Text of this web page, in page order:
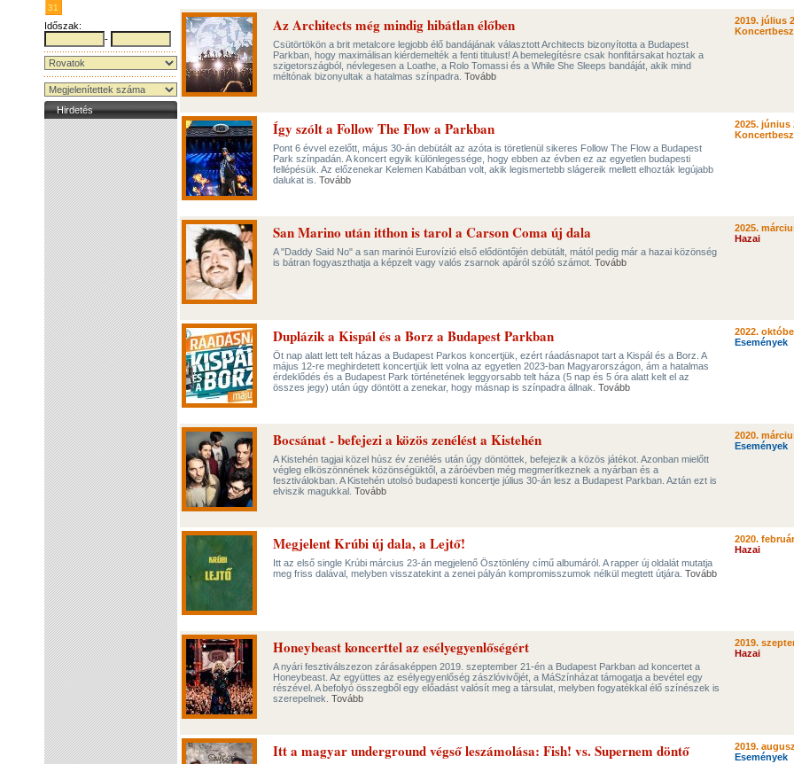
31
Időszak:
-
Hirdetés
Az Architects még mindig hibátlan élőben
Csütörtökön a brit metalcore legjobb élő bandájának választott Architects bizonyította a Budapest
Parkban, hogy maximálisan kiérdemelték a fenti titulust! A bemelegítésre csak honfitársakat hoztak a
szigetországból, névlegesen a Loathe, a Rolo Tomassi és a While She Sleeps bandáját, akik mind
méltónak bizonyultak a hatalmas színpadra. Tovább
2019. július
Így szólt a Follow The Flow a Parkban
Pont 6 évvel ezelőtt, május 30-án debütált az azóta is töretlenül sikeres Follow The Flow a Budapest
Park színpadán. A koncert egyik különlegessége, hogy ebben az évben ez az egyetlen budapesti
fellépésük. Az előzenekar Kelemen Kabátban volt, akik legismertebb slágereik mellett elhozták legújabb
dalukat is. Tovább
2025. június
San Marino után itthon is tarol a Carson Coma új dala
A "Daddy Said No" a san marinói Eurovízió első elődöntőjén debütált, mától pedig már a hazai közönség
is bátran fogyaszthatja a képzelt vagy valós zsarnok apáról szóló számot. Tovább
2025.
Hazai
Duplázik a Kispál és a Borz a Budapest Parkban
Öt nap alatt lett telt házas a Budapest Parkos koncertjük, ezért ráadásnapot tart a Kispál és a Borz. A
május 12-re meghirdetett koncertjük lett volna az egyetlen 2023-ban Magyarországon, ám a hatalmas
érdeklődés és a Budapest Park történetének leggyorsabb telt háza (5 nap és 5 óra alatt kelt el az
összes jegy) után úgy döntött a zenekar, hogy másnap is színpadra állnak. Tovább
2022.
Események
Bocsánat - befejezi a közös zenélést a Kistehén
A Kistehén tagjai közel húsz év zenélés után úgy döntöttek, befejezik a közös játékot. Azonban mielőtt
végleg elköszönnének közönségüktől, a záróévben még megmerítkeznek a nyárban és a
fesztiválokban. A Kistehén utolsó budapesti koncertje július 30-án lesz a Budapest Parkban. Aztán ezt is
elviszik magukkal. Tovább
2020.
Események
Megjelent Krúbi új dala, a Lejtő!
Itt az első single Krúbi március 23-án megjelenő Ösztönlény című albumáról. A rapper új oldalát mutatja
meg friss dalával, melyben visszatekint a zenei pályán kompromisszumok nélkül megtett útjára. Tovább
2020.
Hazai
Honeybeast koncerttel az esélyegyenlőségért
A nyári fesztiválszezon zárásaképpen 2019. szeptember 21-én a Budapest Parkban ad koncertet a
Honeybeast. Az együttes az esélyegyenlőség zászlóvivőjét, a MáSzínházat támogatja a bevétel egy
részével. A befolyó összegből egy előadást valósít meg a társulat, melyben fogyatékkal élő színészek is
szerepelnek. Tovább
2019.
Hazai
Itt a magyar underground végső leszámolása: Fish! vs. Supernem döntő
2019.
Események